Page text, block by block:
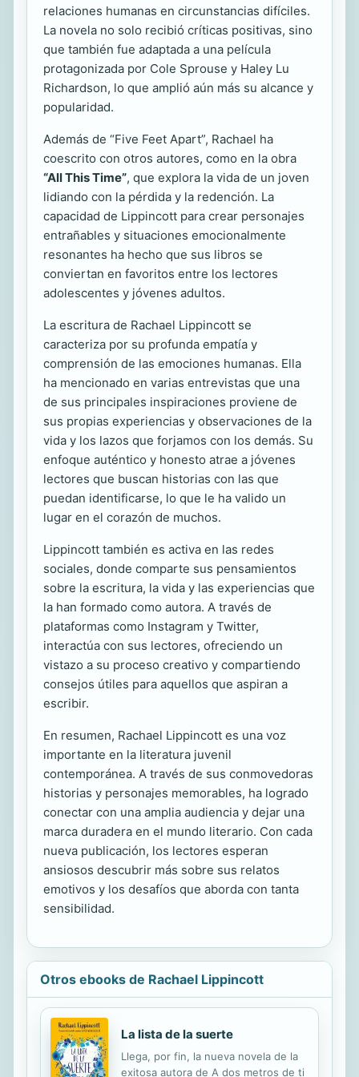
relaciones humanas en circunstancias difíciles.
La novela no solo recibió críticas positivas, sino
que también fue adaptada a una película
protagonizada por Cole Sprouse y Haley Lu
Richardson, lo que amplió aún más su alcance y
popularidad.
Además de “Five Feet Apart”, Rachael ha
coescrito con otros autores, como en la obra
“All This Time”, que explora la vida de un joven
lidiando con la pérdida y la redención. La
capacidad de Lippincott para crear personajes
entrañables y situaciones emocionalmente
resonantes ha hecho que sus libros se
conviertan en favoritos entre los lectores
adolescentes y jóvenes adultos.
La escritura de Rachael Lippincott se
caracteriza por su profunda empatía y
comprensión de las emociones humanas. Ella
ha mencionado en varias entrevistas que una
de sus principales inspiraciones proviene de
sus propias experiencias y observaciones de la
vida y los lazos que forjamos con los demás. Su
enfoque auténtico y honesto atrae a jóvenes
lectores que buscan historias con las que
puedan identificarse, lo que le ha valido un
lugar en el corazón de muchos.
Lippincott también es activa en las redes
sociales, donde comparte sus pensamientos
sobre la escritura, la vida y las experiencias que
la han formado como autora. A través de
plataformas como Instagram y Twitter,
interactúa con sus lectores, ofreciendo un
vistazo a su proceso creativo y compartiendo
consejos útiles para aquellos que aspiran a
escribir.
En resumen, Rachael Lippincott es una voz
importante en la literatura juvenil
contemporánea. A través de sus conmovedoras
historias y personajes memorables, ha logrado
conectar con una amplia audiencia y dejar una
marca duradera en el mundo literario. Con cada
nueva publicación, los lectores esperan
ansiosos descubrir más sobre sus relatos
emotivos y los desafíos que aborda con tanta
sensibilidad.
Otros ebooks de Rachael Lippincott
La lista de la suerte
Llega, por fin, la nueva novela de la
exitosa autora de A dos metros de ti